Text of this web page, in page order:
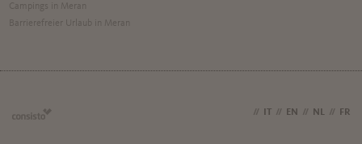
Campings in Meran
Barrierefreier Urlaub in Meran
// IT // EN // NL // FR